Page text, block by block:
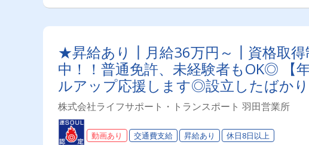
★昇給あり┃月給36万円～┃資格取
中！！普通免許、未経験者もOK◎ 【
ルアップ応援します◎設立したばか
株式会社ライフサポート・トランスポート 羽田営業所
動画あり 交通費支給 昇給あり 休日8日以上